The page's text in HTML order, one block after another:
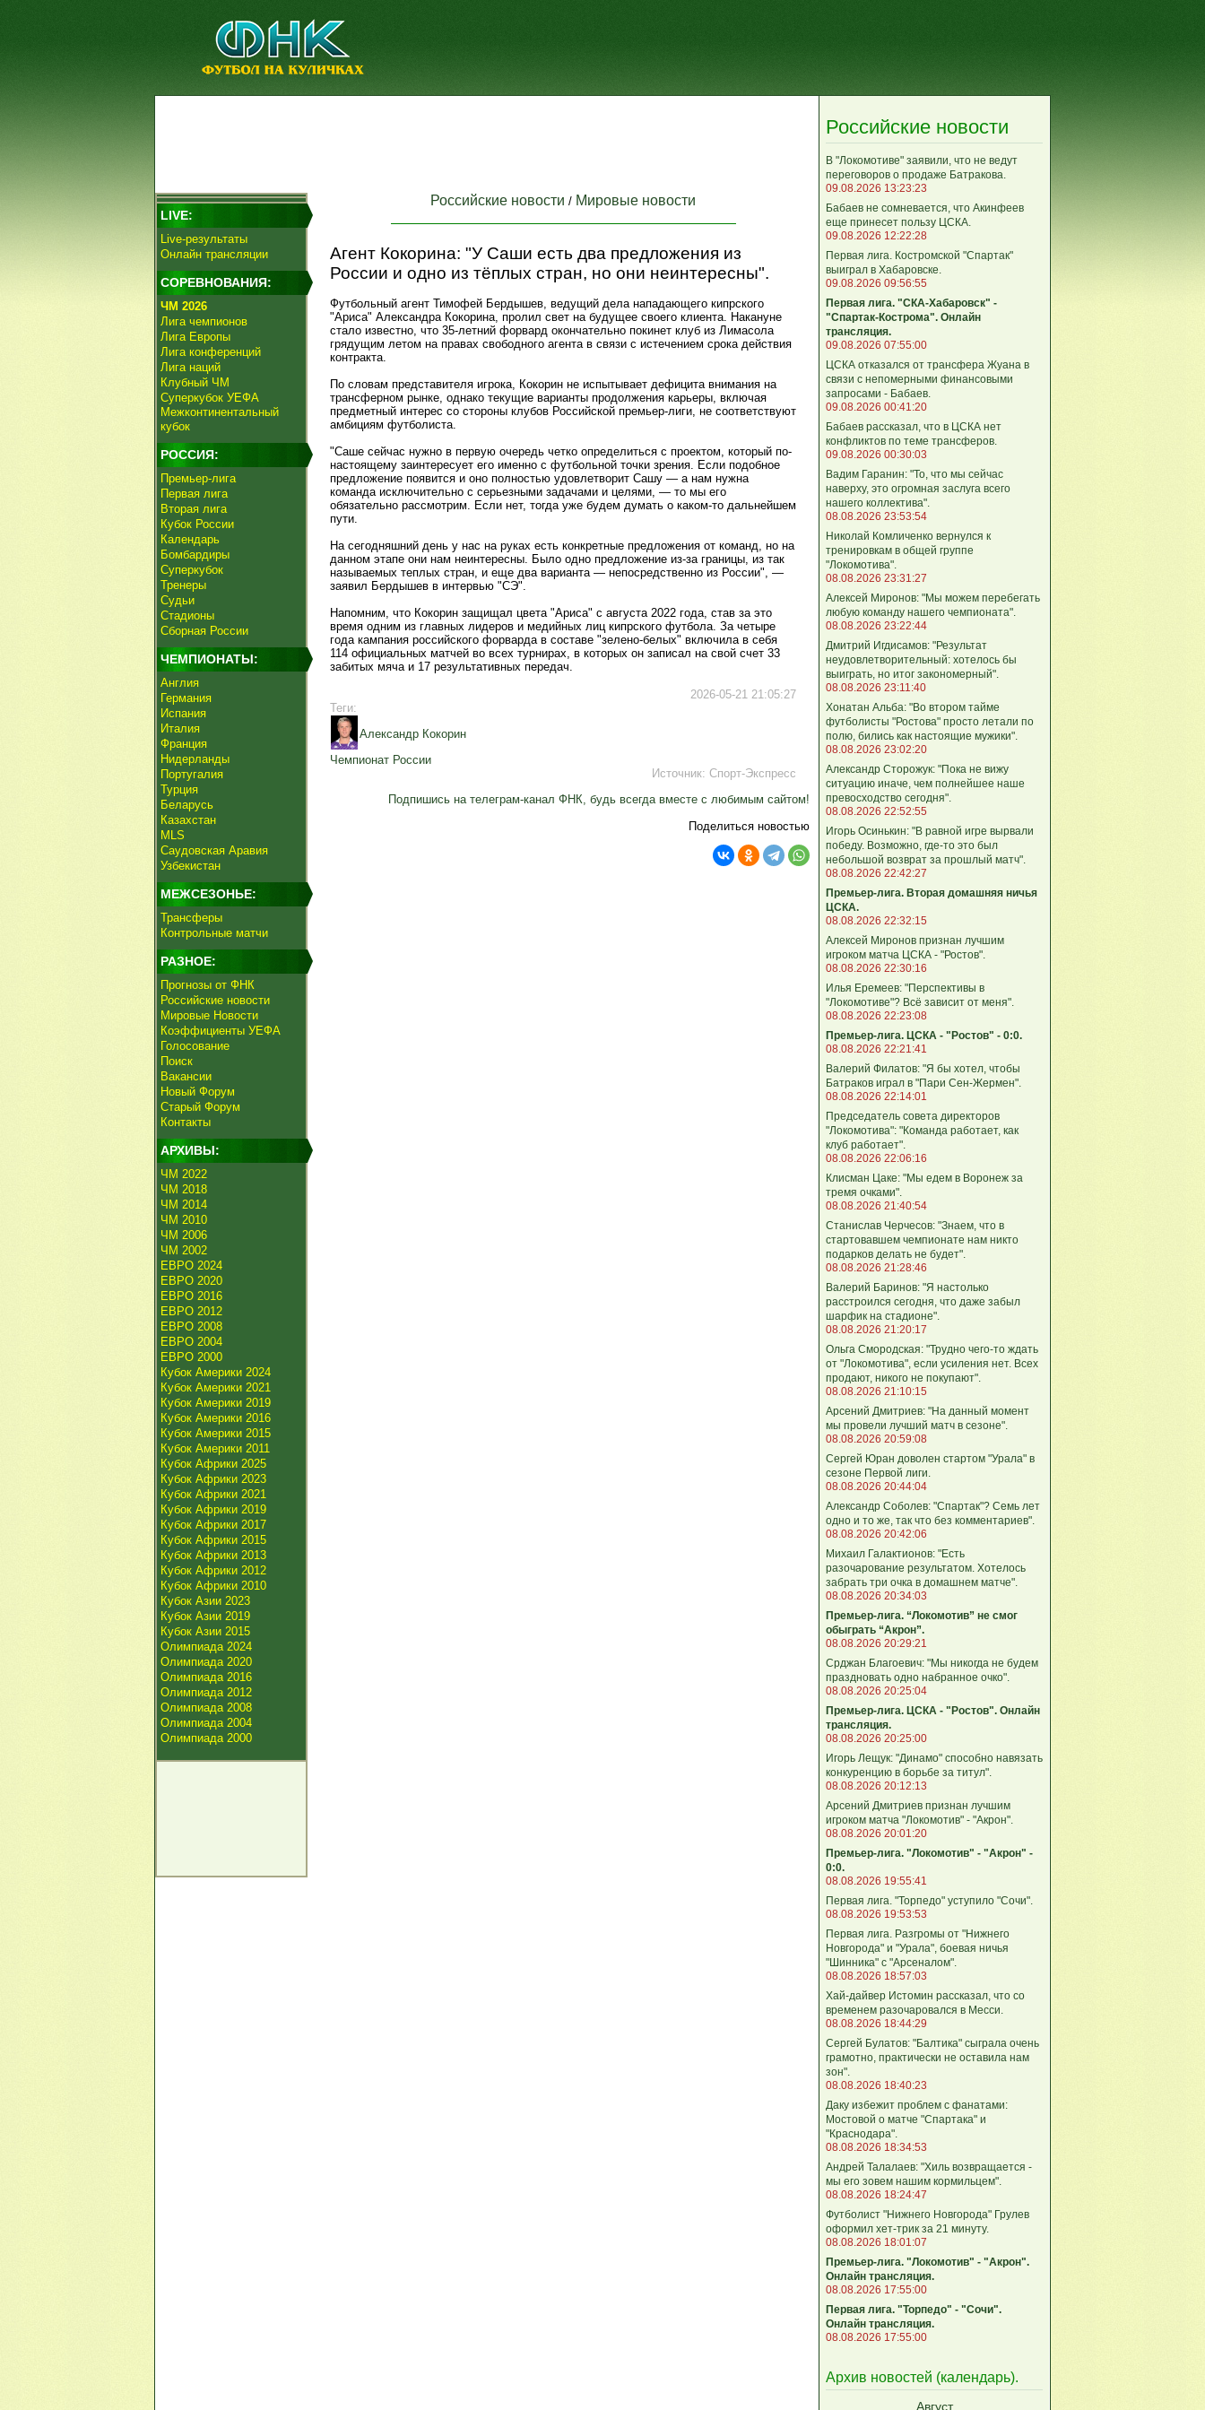
LIVE:
Live-результаты
Онлайн трансляции
СОРЕВНОВАНИЯ:
ЧМ 2026
Лига чемпионов
Лига Европы
Лига конференций
Лига наций
Клубный ЧМ
Суперкубок УЕФА
Межконтинентальный
кубок
РОССИЯ:
Премьер-лига
Первая лига
Вторая лига
Кубок России
Календарь
Бомбардиры
Суперкубок
Тренеры
Судьи
Стадионы
Сборная России
ЧЕМПИОНАТЫ:
Англия
Германия
Испания
Италия
Франция
Нидерланды
Португалия
Турция
Беларусь
Казахстан
MLS
Саудовская Аравия
Узбекистан
МЕЖСЕЗОНЬЕ:
Трансферы
Контрольные матчи
РАЗНОЕ:
Прогнозы от ФНК
Российские новости
Мировые Новости
Коэффициенты УЕФА
Голосование
Поиск
Вакансии
Новый Форум
Старый Форум
Контакты
АРХИВЫ:
ЧМ 2022
ЧМ 2018
ЧМ 2014
ЧМ 2010
ЧМ 2006
ЧМ 2002
ЕВРО 2024
ЕВРО 2020
ЕВРО 2016
ЕВРО 2012
ЕВРО 2008
ЕВРО 2004
ЕВРО 2000
Кубок Америки 2024
Кубок Америки 2021
Кубок Америки 2019
Кубок Америки 2016
Кубок Америки 2015
Кубок Америки 2011
Кубок Африки 2025
Кубок Африки 2023
Кубок Африки 2021
Кубок Африки 2019
Кубок Африки 2017
Кубок Африки 2015
Кубок Африки 2013
Кубок Африки 2012
Кубок Африки 2010
Кубок Азии 2023
Кубок Азии 2019
Кубок Азии 2015
Олимпиада 2024
Олимпиада 2020
Олимпиада 2016
Олимпиада 2012
Олимпиада 2008
Олимпиада 2004
Олимпиада 2000
Российские новости / Мировые новости
Агент Кокорина: "У Саши есть два предложения из
России и одно из тёплых стран, но они неинтересны".
Футбольный агент Тимофей Бердышев, ведущий дела нападающего кипрского
"Ариса" Александра Кокорина, пролил свет на будущее своего клиента. Накануне
стало известно, что 35-летний форвард окончательно покинет клуб из Лимасола
грядущим летом на правах свободного агента в связи с истечением срока действия
контракта.
По словам представителя игрока, Кокорин не испытывает дефицита внимания на
трансферном рынке, однако текущие варианты продолжения карьеры, включая
предметный интерес со стороны клубов Российской премьер-лиги, не соответствуют
амбициям футболиста.
"Саше сейчас нужно в первую очередь четко определиться с проектом, который по-
настоящему заинтересует его именно с футбольной точки зрения. Если подобное
предложение появится и оно полностью удовлетворит Сашу — а нам нужна
команда исключительно с серьезными задачами и целями, — то мы его
обязательно рассмотрим. Если нет, тогда уже будем думать о каком-то дальнейшем
пути.
На сегодняшний день у нас на руках есть конкретные предложения от команд, но на
данном этапе они нам неинтересны. Было одно предложение из-за границы, из так
называемых теплых стран, и еще два варианта — непосредственно из России", —
заявил Бердышев в интервью "СЭ".
Напомним, что Кокорин защищал цвета "Ариса" с августа 2022 года, став за это
время одним из главных лидеров и медийных лиц кипрского футбола. За четыре
года кампания российского форварда в составе "зелено-белых" включила в себя
114 официальных матчей во всех турнирах, в которых он записал на свой счет 33
забитых мяча и 17 результативных передач.
2026-05-21 21:05:27
Теги:
Александр Кокорин
Чемпионат России
Источник: Спорт-Экспресс
Подпишись на телеграм-канал ФНК, будь всегда вместе с любимым сайтом!
Поделиться новостью
Российские новости
В "Локомотиве" заявили, что не ведут
переговоров о продаже Батракова.
09.08.2026 13:23:23
Бабаев не сомневается, что Акинфеев
еще принесет пользу ЦСКА.
09.08.2026 12:22:28
Первая лига. Костромской "Спартак"
выиграл в Хабаровске.
09.08.2026 09:56:55
Первая лига. "СКА-Хабаровск" -
"Спартак-Кострома". Онлайн
трансляция.
09.08.2026 07:55:00
ЦСКА отказался от трансфера Жуана в
связи с непомерными финансовыми
запросами - Бабаев.
09.08.2026 00:41:20
Бабаев рассказал, что в ЦСКА нет
конфликтов по теме трансферов.
09.08.2026 00:30:03
Вадим Гаранин: "То, что мы сейчас
наверху, это огромная заслуга всего
нашего коллектива".
08.08.2026 23:53:54
Николай Комличенко вернулся к
тренировкам в общей группе
"Локомотива".
08.08.2026 23:31:27
Алексей Миронов: "Мы можем перебегать
любую команду нашего чемпионата".
08.08.2026 23:22:44
Дмитрий Игдисамов: "Результат
неудовлетворительный: хотелось бы
выиграть, но итог закономерный".
08.08.2026 23:11:40
Хонатан Альба: "Во втором тайме
футболисты "Ростова" просто летали по
полю, бились как настоящие мужики".
08.08.2026 23:02:20
Александр Сторожук: "Пока не вижу
ситуацию иначе, чем полнейшее наше
превосходство сегодня".
08.08.2026 22:52:55
Игорь Осинькин: "В равной игре вырвали
победу. Возможно, где-то это был
небольшой возврат за прошлый матч".
08.08.2026 22:42:27
Премьер-лига. Вторая домашняя ничья
ЦСКА.
08.08.2026 22:32:15
Алексей Миронов признан лучшим
игроком матча ЦСКА - "Ростов".
08.08.2026 22:30:16
Илья Еремеев: "Перспективы в
"Локомотиве"? Всё зависит от меня".
08.08.2026 22:23:08
Премьер-лига. ЦСКА - "Ростов" - 0:0.
08.08.2026 22:21:41
Валерий Филатов: "Я бы хотел, чтобы
Батраков играл в "Пари Сен-Жермен".
08.08.2026 22:14:01
Председатель совета директоров
"Локомотива": "Команда работает, как
клуб работает".
08.08.2026 22:06:16
Клисман Цаке: "Мы едем в Воронеж за
тремя очками".
08.08.2026 21:40:54
Станислав Черчесов: "Знаем, что в
стартовавшем чемпионате нам никто
подарков делать не будет".
08.08.2026 21:28:46
Валерий Баринов: "Я настолько
расстроился сегодня, что даже забыл
шарфик на стадионе".
08.08.2026 21:20:17
Ольга Смородская: "Трудно чего‑то ждать
от "Локомотива", если усиления нет. Всех
продают, никого не покупают".
08.08.2026 21:10:15
Арсений Дмитриев: "На данный момент
мы провели лучший матч в сезоне".
08.08.2026 20:59:08
Сергей Юран доволен стартом "Урала" в
сезоне Первой лиги.
08.08.2026 20:44:04
Александр Соболев: "Спартак"? Семь лет
одно и то же, так что без комментариев".
08.08.2026 20:42:06
Михаил Галактионов: "Есть
разочарование результатом. Хотелось
забрать три очка в домашнем матче".
08.08.2026 20:34:03
Премьер-лига. “Локомотив” не смог
обыграть “Акрон”.
08.08.2026 20:29:21
Срджан Благоевич: "Мы никогда не будем
праздновать одно набранное очко".
08.08.2026 20:25:04
Премьер-лига. ЦСКА - "Ростов". Онлайн
трансляция.
08.08.2026 20:25:00
Игорь Лещук: "Динамо" способно навязать
конкуренцию в борьбе за титул".
08.08.2026 20:12:13
Арсений Дмитриев признан лучшим
игроком матча "Локомотив" - "Акрон".
08.08.2026 20:01:20
Премьер-лига. "Локомотив" - "Акрон" -
0:0.
08.08.2026 19:55:41
Первая лига. "Торпедо" уступило "Сочи".
08.08.2026 19:53:53
Первая лига. Разгромы от "Нижнего
Новгорода" и "Урала", боевая ничья
"Шинника" с "Арсеналом".
08.08.2026 18:57:03
Хай-дайвер Истомин рассказал, что со
временем разочаровался в Месси.
08.08.2026 18:44:29
Сергей Булатов: "Балтика" сыграла очень
грамотно, практически не оставила нам
зон".
08.08.2026 18:40:23
Даку избежит проблем с фанатами:
Мостовой о матче "Спартака" и
"Краснодара".
08.08.2026 18:34:53
Андрей Талалаев: "Хиль возвращается -
мы его зовем нашим кормильцем".
08.08.2026 18:24:47
Футболист "Нижнего Новгорода" Грулев
оформил хет-трик за 21 минуту.
08.08.2026 18:01:07
Премьер-лига. "Локомотив" - "Акрон".
Онлайн трансляция.
08.08.2026 17:55:00
Первая лига. "Торпедо" - "Сочи".
Онлайн трансляция.
08.08.2026 17:55:00
Архив новостей (календарь).
Август